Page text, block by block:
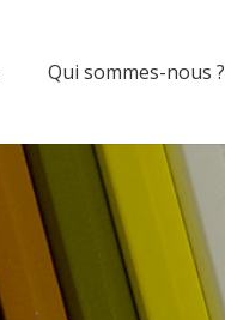
Qui sommes-nous ?